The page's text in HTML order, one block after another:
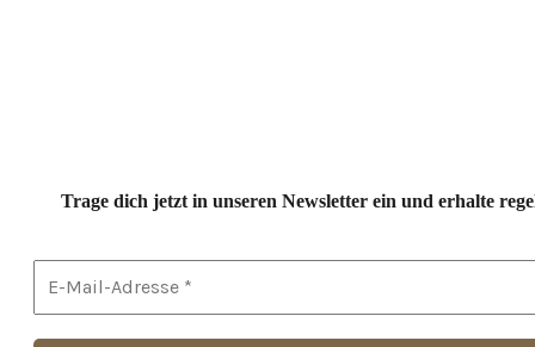
Trage dich jetzt in unseren Newsletter ein und erhalte